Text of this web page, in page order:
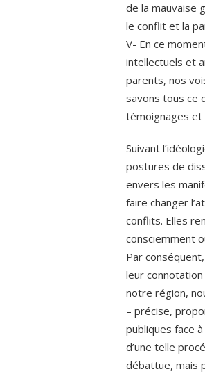
de la mauvaise
le conflit et la
V- En ce
intellectuels et
parents, nos
savons tous ce
témoignages et
Suivant
postures de
envers les
faire changer
conflits. Elles
consciemment
Par
leur
notre région,
– précise,
publiques face
d’une telle
débattue, mais